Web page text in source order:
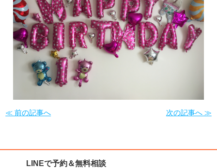
≪ 前の記事へ 次の記事へ ≫
LINEで予約＆無料相談